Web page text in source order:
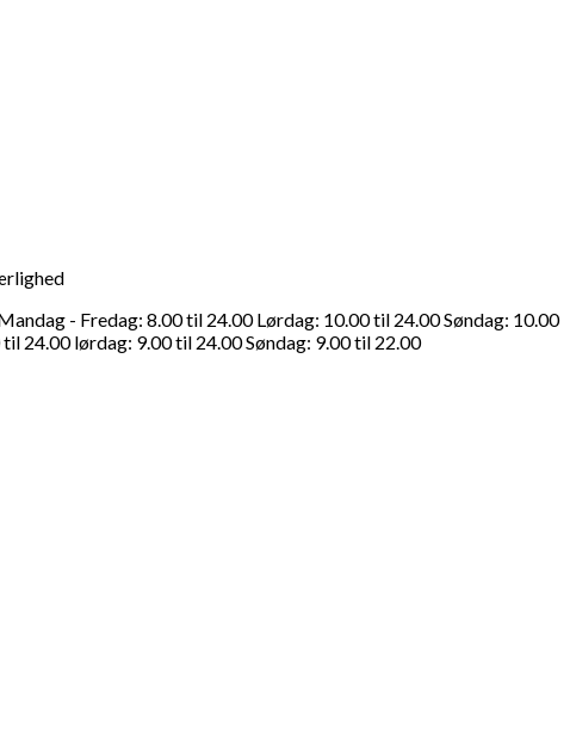
- Fredag: 8.00 til 24.00 Lørdag: 10.00 til 24.00 Søndag: 10.00
24.00 lørdag: 9.00 til 24.00 Søndag: 9.00 til 22.00